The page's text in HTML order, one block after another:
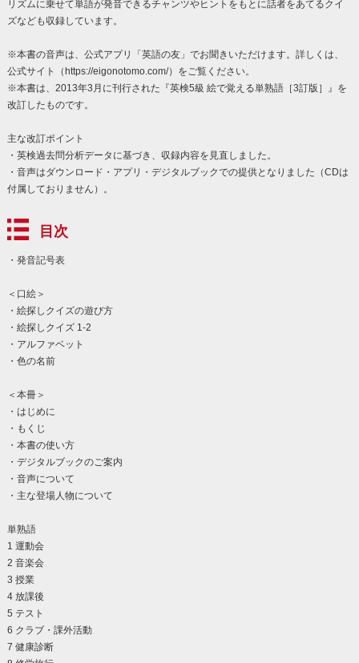
リズムに乗せて単語が発音できるチャンツやヒントをもとに話者をあてるクイ
ズなども収録しています。
※本書の音声は、公式アプリ「英語の友」でお聞きいただけます。詳しくは、
公式サイト（https://eigonotomo.com/）をご覧ください。
※本書は、2013年3月に刊行された『英検5級 絵で覚える単熟語［3訂版］』を
改訂したものです。
主な改訂ポイント
・英検過去問分析データに基づき、収録内容を見直しました。
・音声はダウンロード・アプリ・デジタルブックでの提供となりました（CDは
付属しておりません）。
目次
・発音記号表
＜口絵＞
・絵探しクイズの遊び方
・絵探しクイズ 1-2
・アルファベット
・色の名前
＜本冊＞
・はじめに
・もくじ
・本書の使い方
・デジタルブックのご案内
・音声について
・主な登場人物について
単熟語
1 運動会
2 音楽会
3 授業
4 放課後
5 テスト
6 クラブ・課外活動
7 健康診断